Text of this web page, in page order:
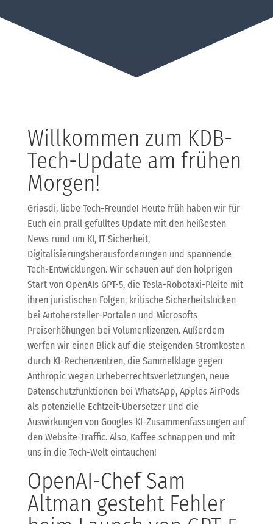
Willkommen zum KDB-
Tech-Update am frühen
Morgen!
Griasdi, liebe Tech-Freunde! Heute früh haben wir für
Euch ein prall gefülltes Update mit den heißesten
News rund um KI, IT-Sicherheit,
Digitalisierungsherausforderungen und spannende
Tech-Entwicklungen. Wir schauen auf den holprigen
Start von OpenAIs GPT-5, die Tesla-Robotaxi-Pleite mit
ihren juristischen Folgen, kritische Sicherheitslücken
bei Autohersteller-Portalen und Microsofts
Preiserhöhungen bei Volumenlizenzen. Außerdem
werfen wir einen Blick auf die steigenden Stromkosten
durch KI-Rechenzentren, die Sammelklage gegen
Anthropic wegen Urheberrechtsverletzungen, neue
Datenschutzfunktionen bei WhatsApp, Apples AirPods
als potenzielle Echtzeit-Übersetzer und die
Auswirkungen von Googles KI-Zusammenfassungen auf
den Website-Traffic. Also, Kaffee schnappen und mit
uns in die Tech-Welt eintauchen!
OpenAI-Chef Sam
Altman gesteht Fehler